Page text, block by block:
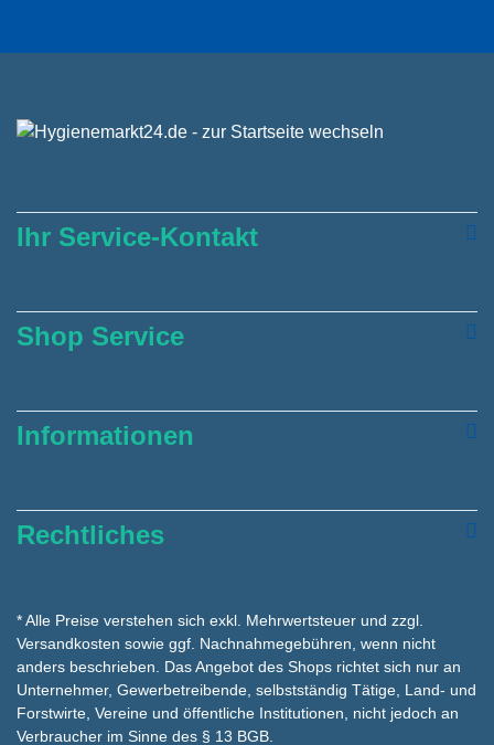
Ihr Service-Kontakt
Shop Service
Informationen
Rechtliches
* Alle Preise verstehen sich exkl. Mehrwertsteuer und zzgl.
Versandkosten sowie ggf. Nachnahmegebühren, wenn nicht
anders beschrieben. Das Angebot des Shops richtet sich nur an
Unternehmer, Gewerbetreibende, selbstständig Tätige, Land- und
Forstwirte, Vereine und öffentliche Institutionen, nicht jedoch an
Verbraucher im Sinne des § 13 BGB.